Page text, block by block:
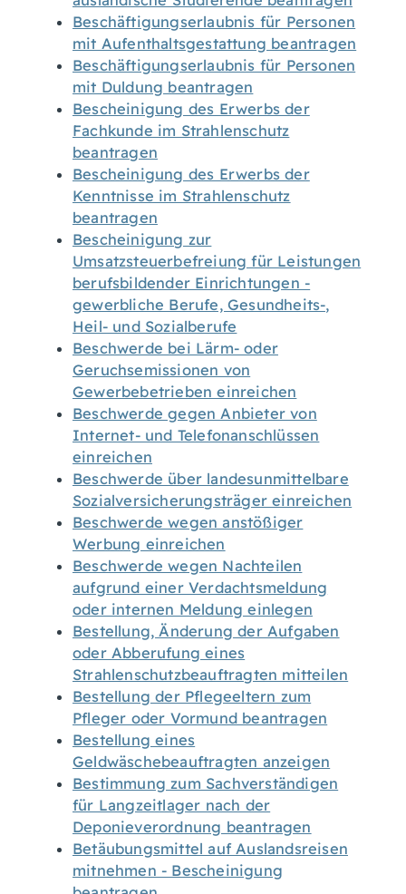
Beschäftigungserlaubnis für Personen
mit Aufenthaltsgestattung beantragen
Beschäftigungserlaubnis für Personen
mit Duldung beantragen
Bescheinigung des Erwerbs der
Fachkunde im Strahlenschutz
beantragen
Bescheinigung des Erwerbs der
Kenntnisse im Strahlenschutz
beantragen
Bescheinigung zur
Umsatzsteuerbefreiung für Leistungen
berufsbildender Einrichtungen -
gewerbliche Berufe, Gesundheits-,
Heil- und Sozialberufe
Beschwerde bei Lärm- oder
Geruchsemissionen von
Gewerbebetrieben einreichen
Beschwerde gegen Anbieter von
Internet- und Telefonanschlüssen
einreichen
Beschwerde über landesunmittelbare
Sozialversicherungsträger einreichen
Beschwerde wegen anstößiger
Werbung einreichen
Beschwerde wegen Nachteilen
aufgrund einer Verdachtsmeldung
oder internen Meldung einlegen
Bestellung, Änderung der Aufgaben
oder Abberufung eines
Strahlenschutzbeauftragten mitteilen
Bestellung der Pflegeeltern zum
Pfleger oder Vormund beantragen
Bestellung eines
Geldwäschebeauftragten anzeigen
Bestimmung zum Sachverständigen
für Langzeitlager nach der
Deponieverordnung beantragen
Betäubungsmittel auf Auslandsreisen
mitnehmen - Bescheinigung